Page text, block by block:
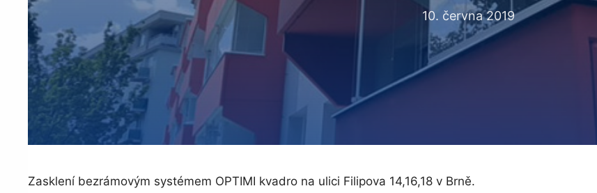
10. června 2019
Zasklení bezrámovým systémem OPTIMI kvadro na ulici Filipova 14,16,18 v Brně.